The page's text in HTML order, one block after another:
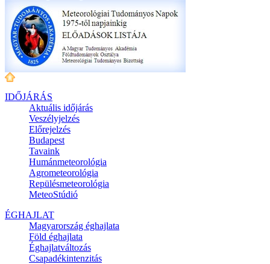
IDŐJÁRÁS
Aktuális időjárás
Veszélyjelzés
Előrejelzés
Budapest
Tavaink
Humánmeteorológia
Agrometeorológia
Repülésmeteorológia
MeteoStúdió
ÉGHAJLAT
Magyarország éghajlata
Föld éghajlata
Éghajlatváltozás
Csapadékintenzitás